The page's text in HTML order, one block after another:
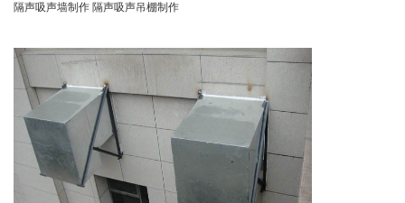
隔声吸声墙制作 隔声吸声吊棚制作